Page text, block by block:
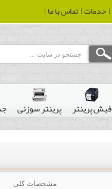
خدمات تماس با ما
فیش پرینتر پرینتر سوزنی
مشخصات کلی